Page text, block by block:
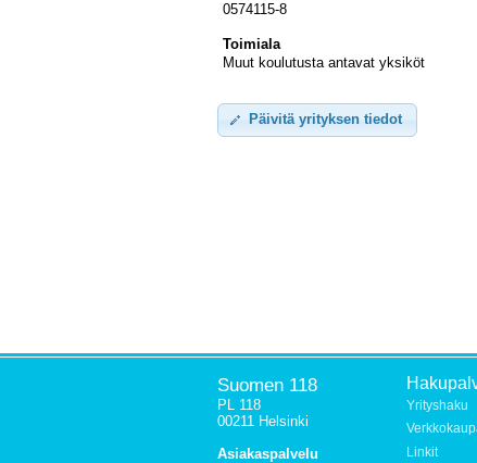
0574115-8
Toimiala
Muut koulutusta antavat yksiköt
Päivitä yrityksen tiedot
Suomen 118
PL 118
00211 Helsinki
Asiakaspalvelu
Yrityshaku
Linkit